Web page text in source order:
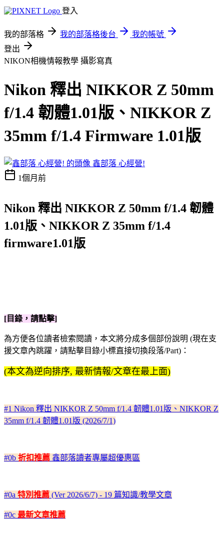
登入
我的部落格 我的部落格後台
我的帳號
登出
NIKON相機情報教學 攝影寫真
Nikon 釋出 NIKKOR Z 50mm
f/1.4 韌體1.01版、NIKKOR Z
35mm f/1.4 Firmware 1.01版
鑫部落 心經營!
1個月前
Nikon 釋出 NIKKOR Z 50mm f/1.4 韌體
1.01版、NIKKOR Z 35mm f/1.4
firmware1.01版
[目錄，請點擊]
為方便各位讀者檢索閱讀，本文將分成多個部份說明 (現在支
援文章內跳躍，請點擊目錄小標直接切換段落/Part)：
(本文為逆向排序, 最新情報/文章在最上面)
#1 Nikon 釋出 NIKKOR Z 50mm f/1.4 韌體1.01版、NIKKOR Z
35mm f/1.4 韌體1.01版 (2026/7/1)
#0b 折扣推薦 鑫部落讀者專屬超優惠區
#0a 特別推薦 (Ver 2026/6/7) - 19 篇知識/教學文章
#0c 最新文章推薦